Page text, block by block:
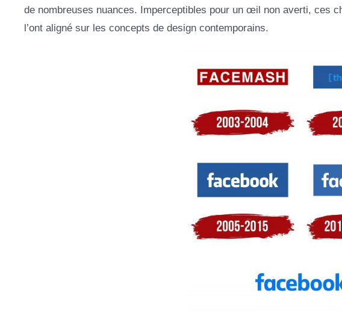
de nombreuses nuances. Imperceptibles pour un œil non averti, ces
l’ont aligné sur les concepts de design contemporains.